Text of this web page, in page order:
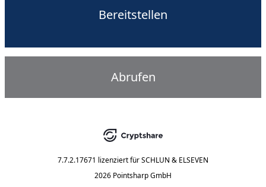
Bereitstellen
Abrufen
7.7.2.17671 lizenziert fürSCHLUN & ELSEVEN
2026 Pointsharp GmbH